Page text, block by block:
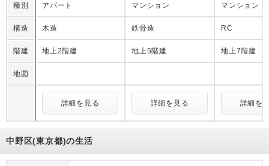
種別 アパート マンション マンション
構造 木造 鉄骨造 RC
階建 地上2階建 地上5階建 地上7階建
地図
詳細を見る 詳細を見る 詳細を
中野区(東京都)の生活